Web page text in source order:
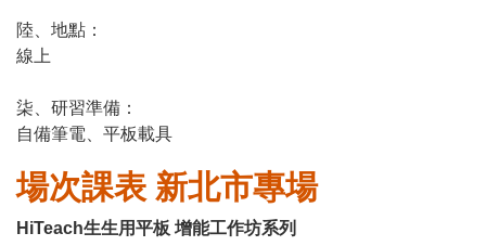
陸、地點：
線上
柒、研習準備：
自備筆電、平板載具
場次課表 新北市專場
HiTeach生生用平板 增能工作坊系列